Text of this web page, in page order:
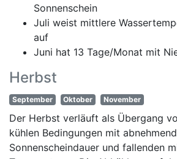
Sonnenschein
Juli weist mittlere
auf
Juni hat 13 Tage/Monat mit
Herbst
September Oktober November
Der Herbst verläuft als Übergang
kühlen Bedingungen mit
Sonnenscheindauer und fallenden